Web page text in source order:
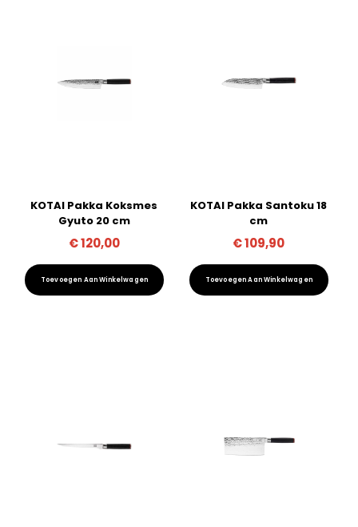
KOTAI Pakka Koksmes
Gyuto 20 cm
€120,00
Toevoegen Aan Winkelwagen
KOTAI Pakka Santoku 18
cm
€109,90
Toevoegen Aan Winkelwagen